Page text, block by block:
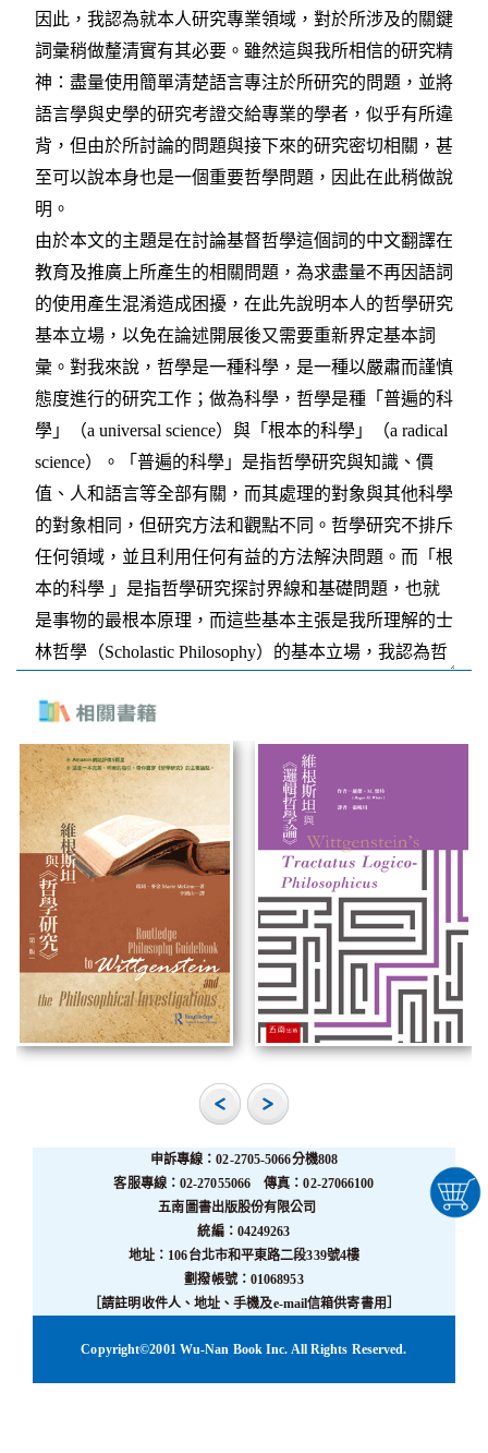
申訴專線：02-2705-5066分機808
客服專線：02-27055066 傳真：02-27066100
五南圖書出版股份有限公司
統編：04249263
地址：106台北市和平東路二段339號4樓
劃撥帳號：01068953
［請註明收件人、地址、手機及e-mail信箱供寄書用］
Copyright©2001 Wu-Nan Book Inc. All Rights Reserved.